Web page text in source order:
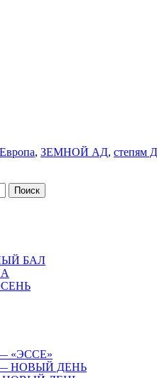
Европа, ЗЕМНОЙ АД, степям
БАЛ
«ЭССЕ»
— НОВЫЙ ДЕНЬ